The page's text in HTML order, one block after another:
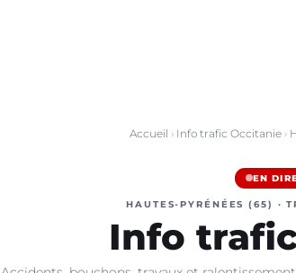
Accueil › Info trafic Occitanie›
EN
HAUTES-PYRÉNÉES (65) ·
Info